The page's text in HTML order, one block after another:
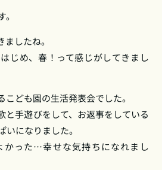
したね。
じめ、春！って感じがしてきまし
ども園の生活発表会でした。
と手遊びをして、お返事をしている
いになりました。
かった…幸せな気持ちになれまし